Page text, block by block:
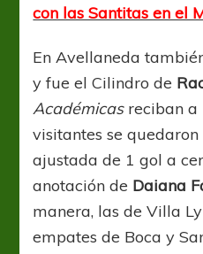
con las Santitas en el
En Avellaneda
y fue el Cilindro de
Académicasreciban a
visitantes se
ajustada de 1 gol a
anotación de Daiana
manera, las de Villa
empates de Boca y